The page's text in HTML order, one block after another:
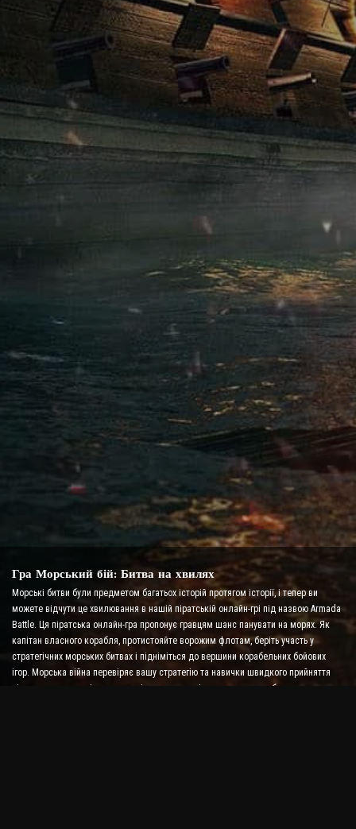
Гра Морський бій: Битва на хвилях
Морські битви були предметом багатьох історій протягом історії, і тепер ви
можете відчути це хвилювання в нашій піратській онлайн-грі під назвою Armada
Battle. Ця піратська онлайн-гра пропонує гравцям шанс панувати на морях. Як
капітан власного корабля, протистояйте ворожим флотам, беріть участь у
стратегічних морських битвах і підніміться до вершини корабельних бойових
ігор. Морська війна перевіряє вашу стратегію та навички швидкого прийняття
рішень, водночас підвищуючи рівень адреналіну за допомогою бою в реальному